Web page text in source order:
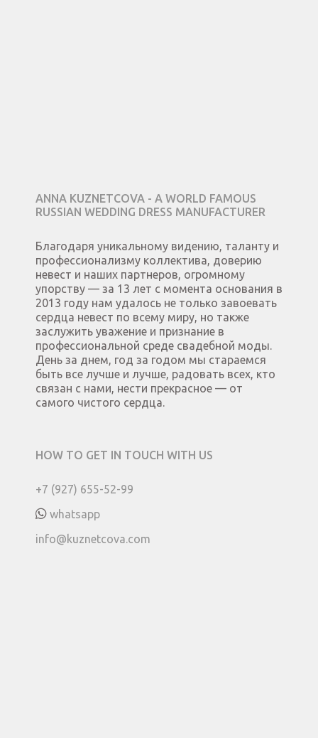
ANNA KUZNETCOVA - A WORLD FAMOUS
RUSSIAN WEDDING DRESS MANUFACTURER
Благодаря уникальному видению, таланту и
профессионализму коллектива, доверию
невест и наших партнеров, огромному
упорству — за 13 лет с момента основания в
2013 году нам удалось не только завоевать
сердца невест по всему миру, но также
заслужить уважение и признание в
профессиональной среде свадебной моды.
День за днем, год за годом мы стараемся
быть все лучше и лучше, радовать всех, кто
связан с нами, нести прекрасное — от
самого чистого сердца.
HOW TO GET IN TOUCH WITH US
+7 (927) 655-52-99
whatsapp
info@kuznetcova.com